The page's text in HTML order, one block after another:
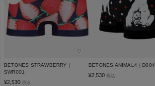
♡
BETONES STRAWBERRY｜
SWR001
¥2,530 税込
BETONES ANIMAL4｜D004
¥2,530 税込